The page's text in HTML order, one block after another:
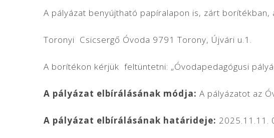
A pályázat benyújtható papíralapon is, zárt borítékban,
Toronyi Csicsergő Óvoda 9791 Torony, Újvári u.1.
A borítékon kérjük feltüntetni: „Óvodapedagógusi
A pályázat elbírálásának módja: A pályázatot az
A pályázat elbírálásának határideje: 2025.11.11.